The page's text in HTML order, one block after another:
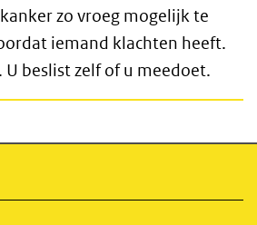
zo vroeg mogelijk te
iemand klachten heeft.
U beslist zelf of u meedoet.